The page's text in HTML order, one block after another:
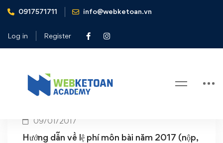
0917571711 info@webketoan.vn
Log in Register
Home Nộp lệ phí môn bài năm 2017
Tag: Nộp lệ phí môn bài năm 2017
09/01/2017
Hướng dẫn về lệ phí môn bài năm 2017 (nộp,